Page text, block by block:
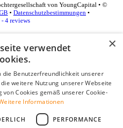
von YoungCapital • ©
• Datenschutzbestimmungen •
- 4 reviews
×
verwendet
die Benutzerfreundlichkeit unserer
weitere Nutzung unserer Webseite
Cookies gemäß unserer Cookie-
Informationen
PERFORMANCE